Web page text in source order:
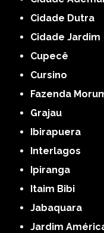
Cidade Dutra
Cidade Jardim
Cupecê
Cursino
Fazenda
Grajau
Ibirapuera
Interlagos
Ipiranga
Itaim Bibi
Jabaquara
Jardim